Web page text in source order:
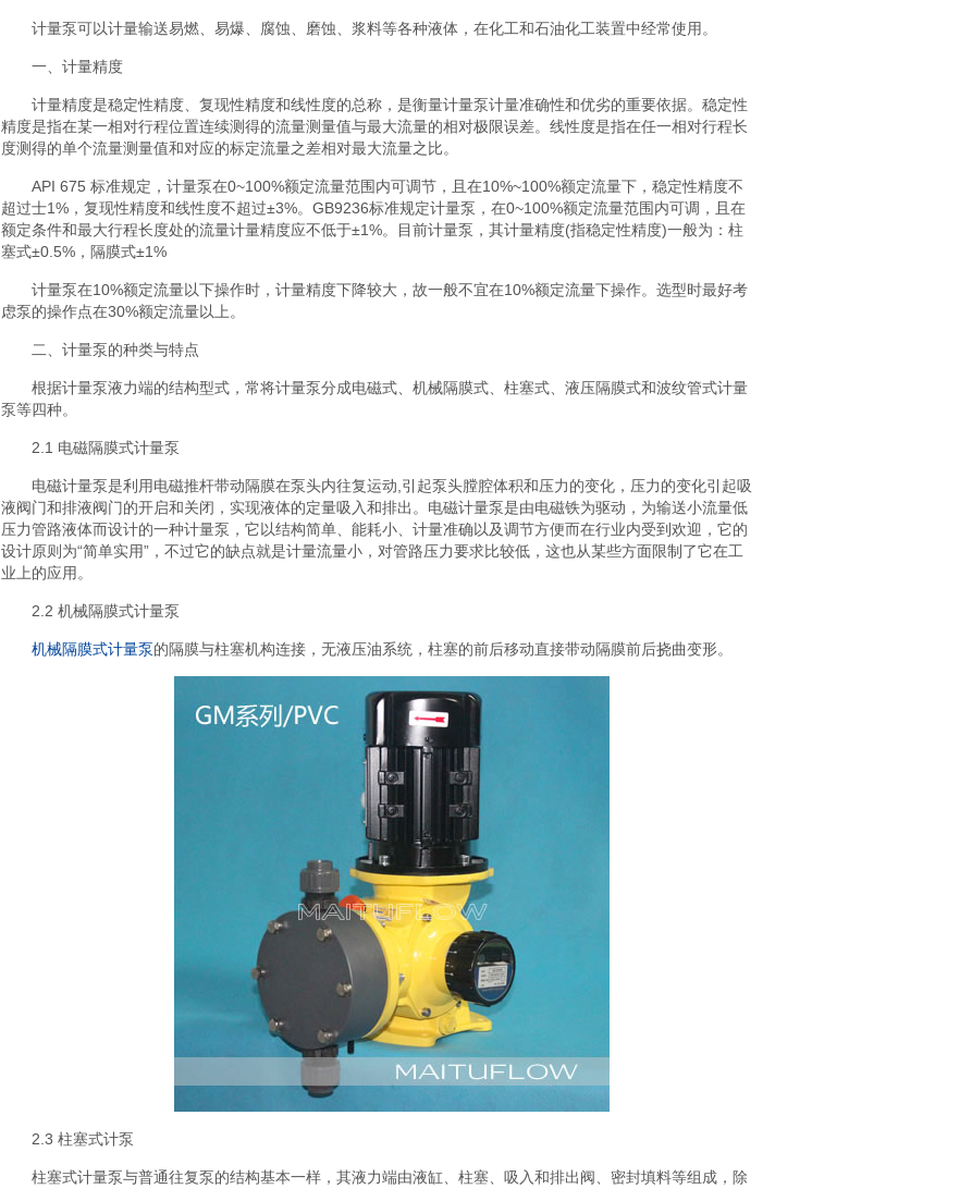
计量泵可以计量输送易燃、易爆、腐蚀、磨蚀、浆料等各种液体，在化工和石油化工装置中经常使用。
一、计量精度
计量精度是稳定性精度、复现性精度和线性度的总称，是衡量计量泵计量准确性和优劣的重要依据。稳定性
精度是指在某一相对行程位置连续测得的流量测量值与最大流量的相对极限误差。线性度是指在任一相对行程长
度测得的单个流量测量值和对应的标定流量之差相对最大流量之比。
API 675 标准规定，计量泵在0~100%额定流量范围内可调节，且在10%~100%额定流量下，稳定性精度不
超过士1%，复现性精度和线性度不超过±3%。GB9236标准规定计量泵，在0~100%额定流量范围内可调，且在
额定条件和最大行程长度处的流量计量精度应不低于±1%。目前计量泵，其计量精度(指稳定性精度)一般为：柱
塞式±0.5%，隔膜式±1%
计量泵在10%额定流量以下操作时，计量精度下降较大，故一般不宜在10%额定流量下操作。选型时最好考
虑泵的操作点在30%额定流量以上。
二、计量泵的种类与特点
根据计量泵液力端的结构型式，常将计量泵分成电磁式、机械隔膜式、柱塞式、液压隔膜式和波纹管式计量
泵等四种。
2.1 电磁隔膜式计量泵
电磁计量泵是利用电磁推杆带动隔膜在泵头内往复运动,引起泵头膛腔体积和压力的变化，压力的变化引起吸
液阀门和排液阀门的开启和关闭，实现液体的定量吸入和排出。电磁计量泵是由电磁铁为驱动，为输送小流量低
压力管路液体而设计的一种计量泵，它以结构简单、能耗小、计量准确以及调节方便而在行业内受到欢迎，它的
设计原则为“简单实用”，不过它的缺点就是计量流量小，对管路压力要求比较低，这也从某些方面限制了它在工
业上的应用。
2.2 机械隔膜式计量泵
机械隔膜式计量泵的隔膜与柱塞机构连接，无液压油系统，柱塞的前后移动直接带动隔膜前后挠曲变形。
2.3 柱塞式计泵
柱塞式计量泵与普通往复泵的结构基本一样，其液力端由液缸、柱塞、吸入和排出阀、密封填料等组成，除